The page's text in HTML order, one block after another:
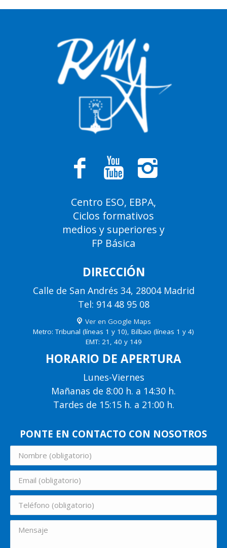
Centro ESO, EBPA,
Ciclos formativos
medios y superiores y
FP Básica
DIRECCIÓN
Calle de San Andrés 34, 28004 Madrid
Tel: 914 48 95 08
Ver en Google Maps
Metro: Tribunal (líneas 1 y 10), Bilbao (líneas 1 y 4)
EMT: 21, 40 y 149
HORARIO DE APERTURA
Lunes-Viernes
Mañanas de 8:00 h. a 14:30 h.
Tardes de 15:15 h. a 21:00 h.
PONTE EN CONTACTO CON NOSOTROS